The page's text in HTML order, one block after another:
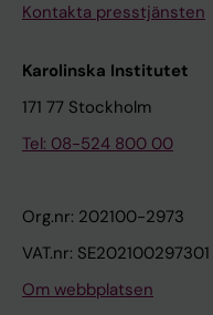
Kontakta presstjänsten
Karolinska Institutet
171 77 Stockholm
Tel: 08-524 800 00
Org.nr: 202100-2973
VAT.nr: SE202100297301
Om webbplatsen